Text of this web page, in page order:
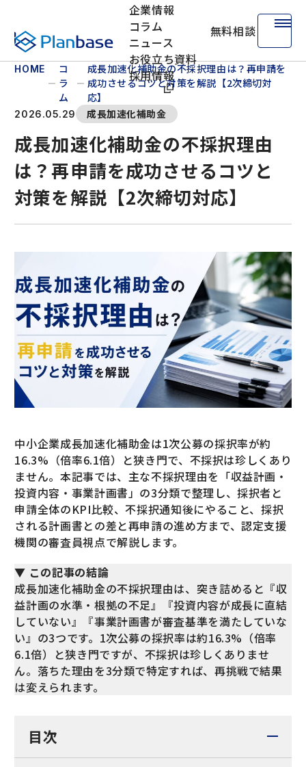
株式会社プランベース
企業情報
コラム
ニュース
お役立ち資料
採用情報
無料相談
HOME
コ
ラ
ム
成長加速化補助金の不採択理由は？再申請を
成功させるコツと対策を解説【2次締切対
応】
2026.05.29 成長加速化補助金
成長加速化補助金の不採択理由
は？再申請を成功させるコツと
対策を解説【2次締切対応】
中小企業成長加速化補助金は1次公募の採択率が約
16.3%（倍率6.1倍）と狭き門で、不採択は珍しくあり
ません。本記事では、主な不採択理由を「収益計画・
投資内容・事業計画書」の3分類で整理し、採択者と
申請全体のKPI比較、不採択通知後にやること、採択
される計画書との差と再申請の進め方まで、認定支援
機関の審査員視点で解説します。
▼ この記事の結論
成長加速化補助金の不採択理由は、突き詰めると『収
益計画の水準・根拠の不足』『投資内容が成長に直結
していない』『事業計画書が審査基準を満たしていな
い』の3つです。1次公募の採択率は約16.3%（倍率
6.1倍）と狭き門ですが、不採択は珍しくありませ
ん。落ちた理由を3分類で特定すれば、再挑戦で結果
は変えられます。
目次